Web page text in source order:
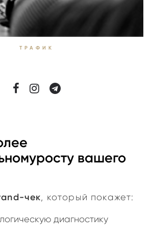
ТРАФИК
росту вашего
чек, который покажет:
диагностику